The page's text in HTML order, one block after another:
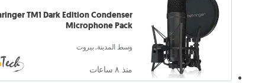
TM1 Dark Edition Condenser
Microphone Pack
وسط المدينة, بيروت
منذ ٨ ساعات